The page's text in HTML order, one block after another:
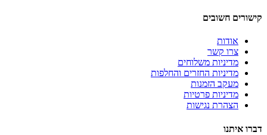
קישורים חשובים
אודות
צרו קשר
מדיניות משלוחים
מדיניות החזרים והחלפות
מעקב הזמנות
מדיניות פרטיות
הצהרת נגישות
דברו איתנו